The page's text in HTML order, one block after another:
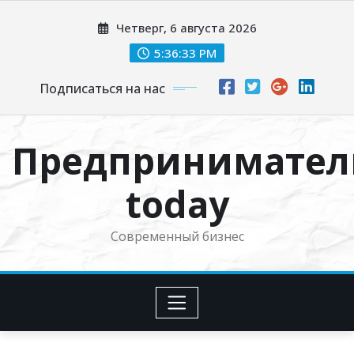
Четверг, 6 августа 2026
5:36:33 PM
Подписаться на нас
today
Современный бизнес